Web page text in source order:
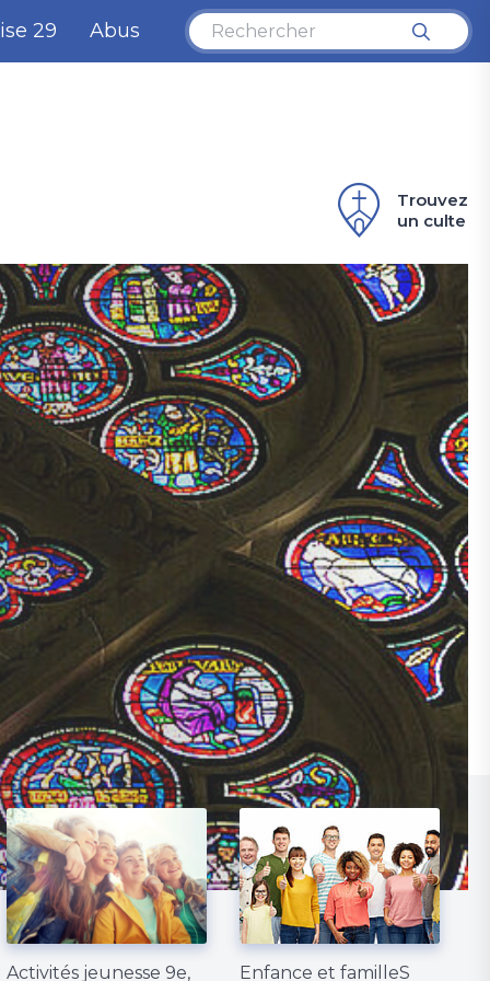
29 Abus
Trouvez
un culte
Activités jeunesse 9e,
Enfance et familleS